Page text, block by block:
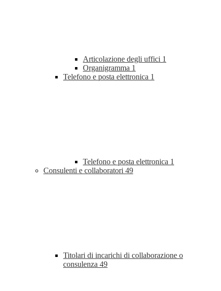
Articolazione degli uffici 1
Organigramma 1
Telefono e posta elettronica 1
Telefono e posta elettronica 1
Consulenti e collaboratori 49
Titolari di incarichi di collaborazione o
consulenza 49